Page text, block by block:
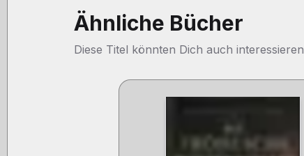
Ähnliche Bücher
Diese Titel könnten Dich auch interessieren